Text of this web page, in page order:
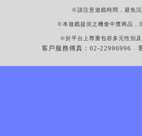
※請注意遊戲時間，避免
※本遊戲提供之機會中獎商品，
※於平台上尊重包容多元性別
客戶服務傳真：02-22996996